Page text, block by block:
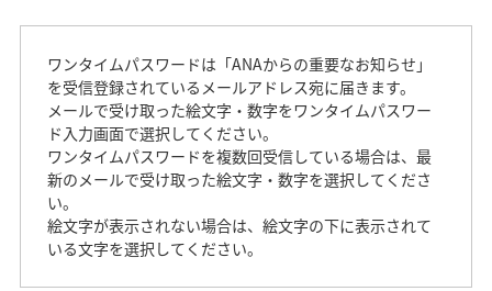
ワンタイムパスワードは「ANAからの重要なお知らせ」
を受信登録されているメールアドレス宛に届きます。
メールで受け取った絵文字・数字をワンタイムパスワー
ド入力画面で選択してください。
ワンタイムパスワードを複数回受信している場合は、最
新のメールで受け取った絵文字・数字を選択してくださ
い。
絵文字が表示されない場合は、絵文字の下に表示されて
いる文字を選択してください。